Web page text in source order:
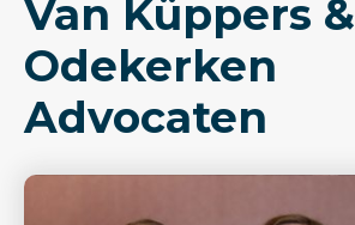
Van Küppers &
Odekerken
Advocaten